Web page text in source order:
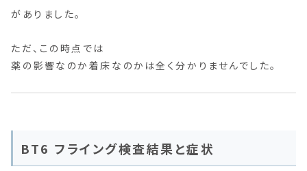
がありました。
ただ、この時点では
薬の影響なのか着床なのかは全く分かりませんでした。
BT6 フライング検査結果と症状